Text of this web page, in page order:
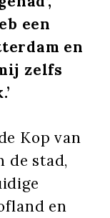
een
en
zelfs
Kop van
de stad,
en